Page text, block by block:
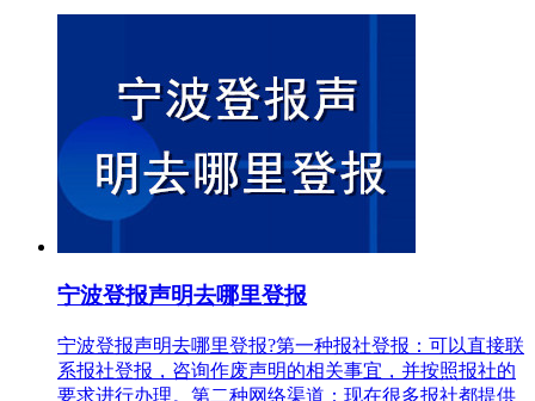
宁波登报声明去哪里登报
宁波登报声明去哪里登报?第一种报社登报：可以直接联
系报社登报，咨询作废声明的相关事宜，并按照报社的
要求进行办理。第二种网络渠道：现在很多报社都提供